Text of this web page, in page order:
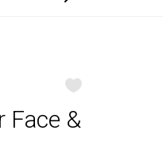
Face &